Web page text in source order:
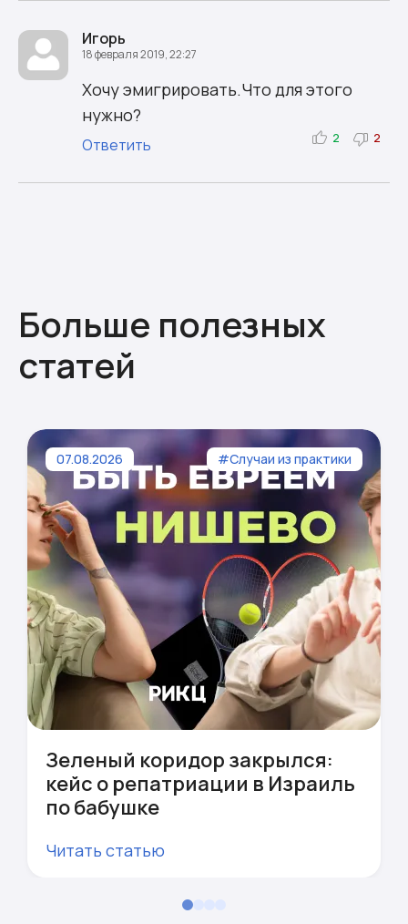
Игорь
18 февраля 2019, 22:27
Хочу эмигрировать.Что для этого
нужно?
2 2
Ответить
Больше полезных
статей
07.08.2026 #Случаи из практики
Зеленый коридор закрылся:
кейс о репатриации в Израиль
по бабушке
Читать статью